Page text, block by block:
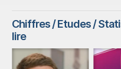
Chiffres / Etudes /
lire